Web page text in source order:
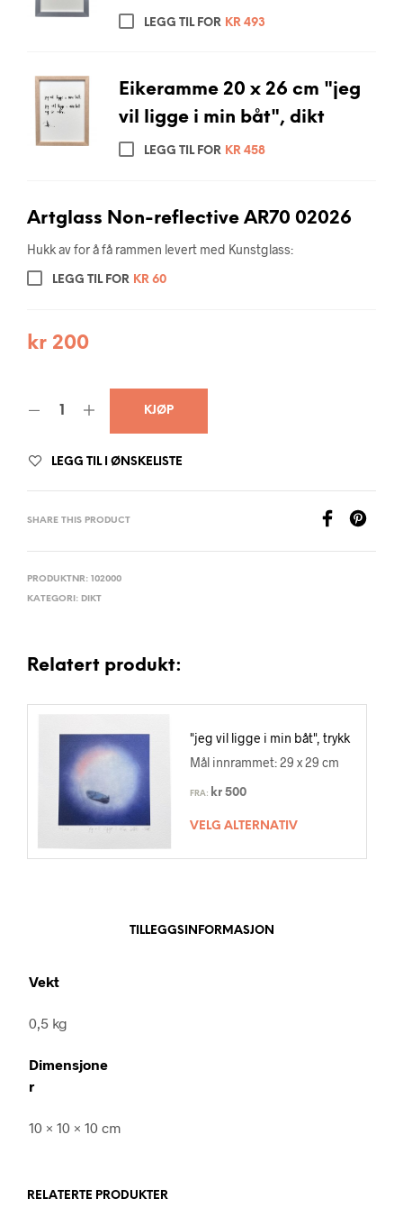
LEGG TIL FOR KR 493
Eikeramme 20 x 26 cm "jeg
vil ligge i min båt", dikt
LEGG TIL FOR KR458
Artglass Non-reflective AR70 02026
Hukk av for å få rammen levert med Kunstglass:
LEGG TIL FOR KR 60
kr 200
KJØP
LEGG TIL I ØNSKELISTE
SHARE THIS PRODUCT
PRODUKTNR: 102000
KATEGORI: DIKT
Relatert produkt:
"jeg vil ligge i min båt", trykk
Mål innrammet: 29 x 29 cm
FRA: kr 500
VELG ALTERNATIV
TILLEGGSINFORMASJON
Vekt
0,5 kg
Dimensjone
r
10 × 10 × 10 cm
RELATERTE PRODUKTER